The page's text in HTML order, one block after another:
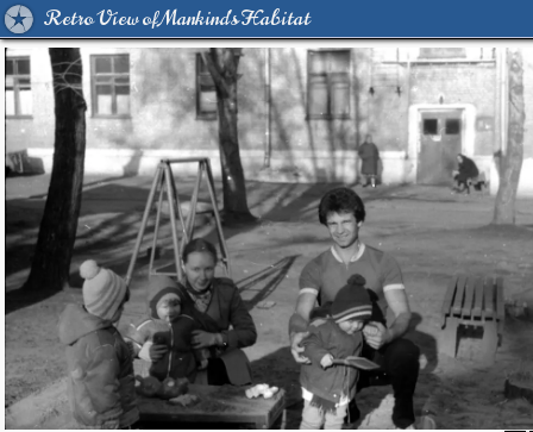
Retro View of Mankind's Habitat